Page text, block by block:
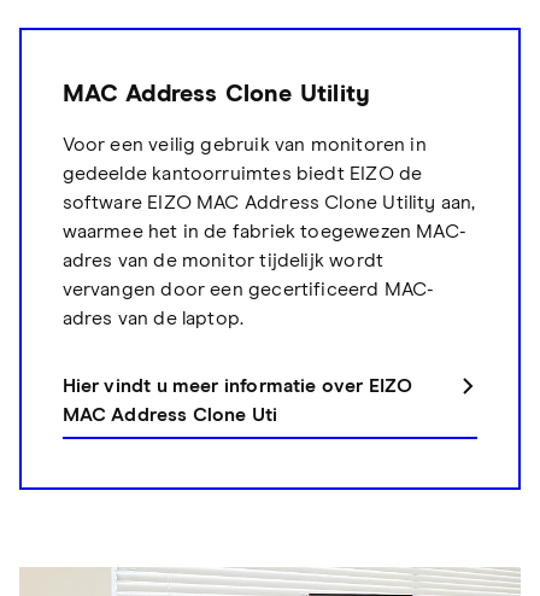
MAC Address Clone Utility
Voor een veilig gebruik van monitoren in
gedeelde kantoorruimtes biedt EIZO de
software EIZO MAC Address Clone Utility aan,
waarmee het in de fabriek toegewezen MAC-
adres van de monitor tijdelijk wordt
vervangen door een gecertificeerd MAC-
adres van de laptop.
Hier vindt u meer informatie over EIZO
MAC Address Clone Uti